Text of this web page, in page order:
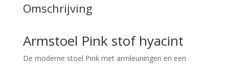
Omschrijving
Armstoel Pink stof hyacint
De moderne stoel Pink met armleuningen en een